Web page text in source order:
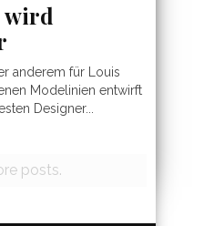
wird
anderem für Louis
Modelinien entwirft
Designer...